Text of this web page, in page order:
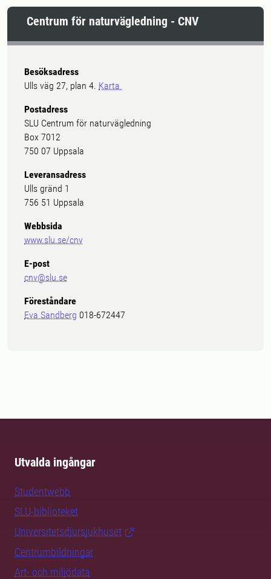
Centrum för naturvägledning - CNV
Besöksadress
Ulls väg 27, plan 4. Karta
Postadress
SLU Centrum för naturvägledning
Box 7012
750 07 Uppsala
Leveransadress
Ulls gränd 1
756 51 Uppsala
Webbsida
www.slu.se/cnv
E-post
cnv@slu.se
Föreståndare
Eva Sandberg 018-672447
Utvalda ingångar
Studentwebb
SLU-biblioteket
Universitetsdjursjukhuset
Centrumbildningar
Art- och miljödata